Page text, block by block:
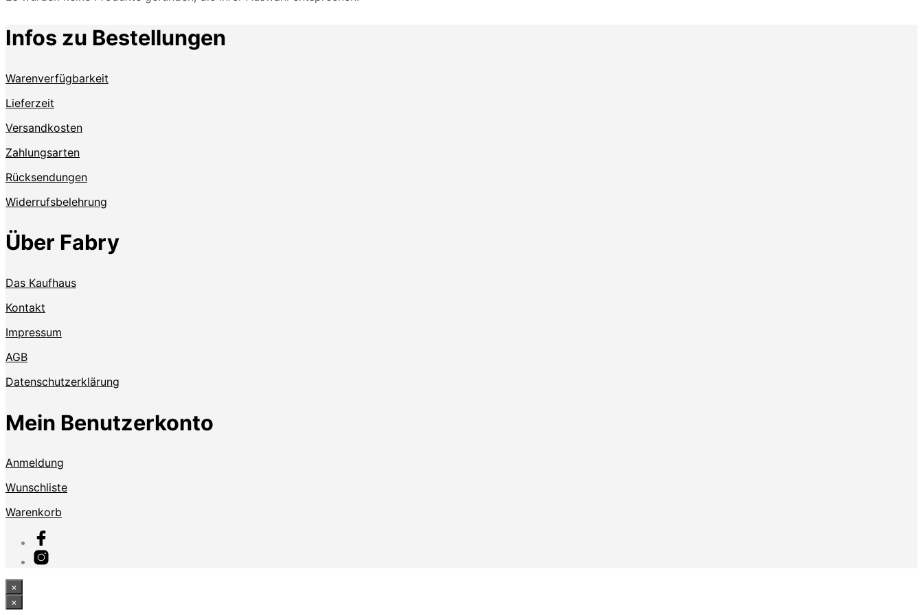
Infos zu Bestellungen
Warenverfügbarkeit
Lieferzeit
Versandkosten
Zahlungsarten
Rücksendungen
Widerrufsbelehrung
Über Fabry
Das Kaufhaus
Kontakt
Impressum
AGB
Datenschutzerklärung
Mein Benutzerkonto
Anmeldung
Wunschliste
Warenkorb
×
×